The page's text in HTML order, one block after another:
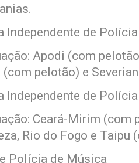
Independente de
Apodi (com
(com pelotão) e
Independente de
Ceará-Mirim (com
Rio do Fogo e Taipu
Polícia de Música